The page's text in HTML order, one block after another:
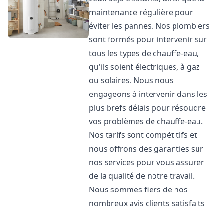
maintenance régulière pour
éviter les pannes. Nos plombiers
sont formés pour intervenir sur
tous les types de chauffe-eau,
qu'ils soient électriques, à gaz
ou solaires. Nous nous
engageons à intervenir dans les
plus brefs délais pour résoudre
vos problèmes de chauffe-eau.
Nos tarifs sont compétitifs et
nous offrons des garanties sur
nos services pour vous assurer
de la qualité de notre travail.
Nous sommes fiers de nos
nombreux avis clients satisfaits